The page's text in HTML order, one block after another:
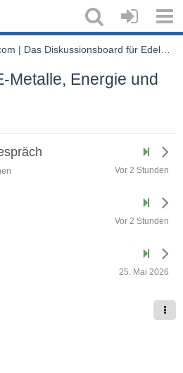
Diskussionsboard für Edelmetalle & Rohstoffe
Metalle, Energie und
Vor 2 Stunden
Vor 2 Stunden
25. Mai 2026